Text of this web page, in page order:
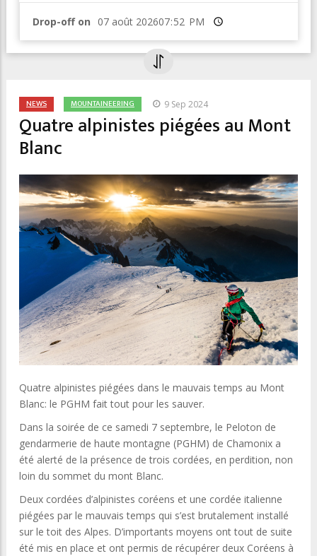
Drop-off on Heure
NEWS MOUNTAINEERING 9 Sep 2024
Quatre alpinistes piégées au Mont
Blanc
Quatre alpinistes piégées dans le mauvais temps au Mont
Blanc: le PGHM fait tout pour les sauver.
Dans la soirée de ce samedi 7 septembre, le Peloton de
gendarmerie de haute montagne (PGHM) de Chamonix a
été alerté de la présence de trois cordées, en perdition, non
loin du sommet du mont Blanc.
Deux cordées d’alpinistes coréens et une cordée italienne
piégées par le mauvais temps qui s’est brutalement installé
sur le toit des Alpes. D’importants moyens ont tout de suite
été mis en place et ont permis de récupérer deux Coréens à